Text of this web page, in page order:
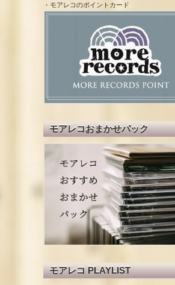
・モアレコのポイントカード
モアレコおまかせパック
モアレコ PLAYLIST